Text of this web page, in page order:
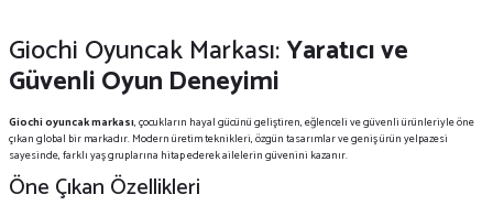
Giochi Oyuncak Markası:Yaratıcı ve
Güvenli Oyun Deneyimi
Giochi oyuncak markası, çocukların hayal gücünü geliştiren, eğlenceli ve güvenli ürünleriyle öne
çıkan global bir markadır. Modern üretim teknikleri, özgün tasarımlar ve geniş ürün yelpazesi
sayesinde, farklı yaş gruplarına hitap ederek ailelerin güvenini kazanır.
Öne Çıkan Özellikleri